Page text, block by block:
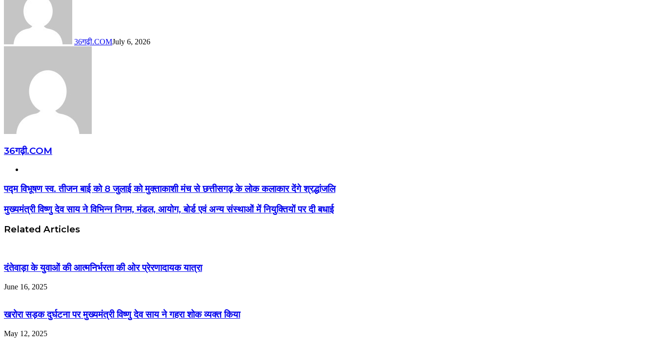
36गढ़ी.COMJuly 6, 2026
36गढ़ी.COM
पद्म विभूषण स्व. तीजन बाई को 8 जुलाई को मुक्ताकाशी मंच से छत्तीसगढ़ के लोक कलाकार देंगे श्रद्धांजलि
मुख्यमंत्री विष्णु देव साय ने विभिन्न निगम, मंडल, आयोग, बोर्ड एवं अन्य संस्थाओं में नियुक्तियों पर दी बधाई
Related Articles
दंतेवाड़ा के युवाओं की आत्मनिर्भरता की ओर प्रेरणादायक यात्रा
June 16, 2025
खरोरा सड़क दुर्घटना पर मुख्यमंत्री विष्णु देव साय ने गहरा शोक व्यक्त किया
May 12, 2025